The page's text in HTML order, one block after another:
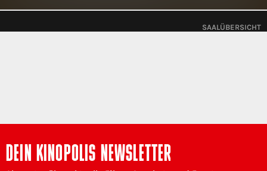
SAALÜBERSICHT
DEIN KINOPOLIS NEWSLETTER